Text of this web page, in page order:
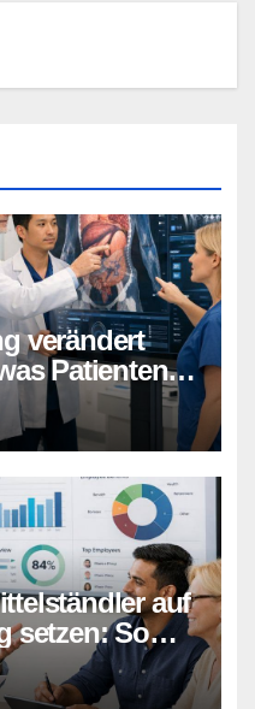
verändert
Patienten
auf
setzen: So
Ihre